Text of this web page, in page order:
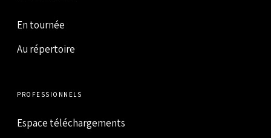
En tournée
Au répertoire
PROFESSIONNELS
Espace téléchargements